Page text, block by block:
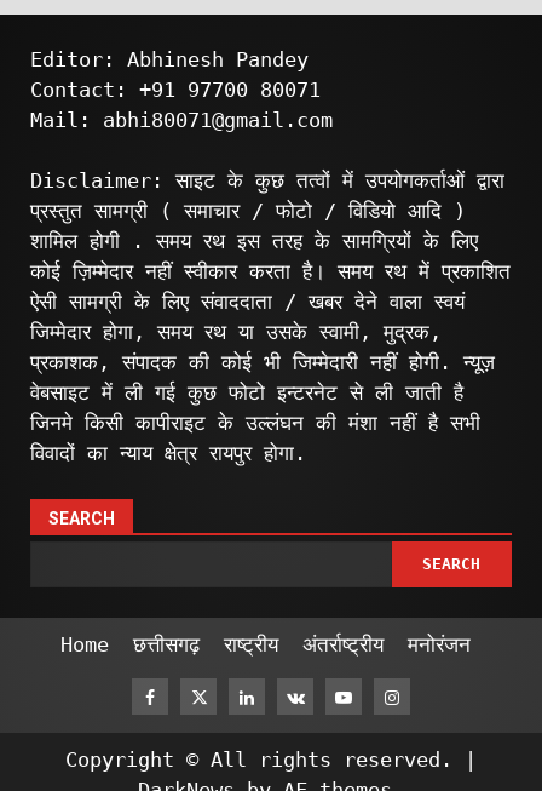
Editor: Abhinesh Pandey
Contact: +91 97700 80071
Mail: abhi80071@gmail.com
Disclaimer: साइट के कुछ तत्वों में उपयोगकर्ताओं द्वारा
प्रस्तुत सामग्री ( समाचार / फोटो / विडियो आदि )
शामिल होगी . समय रथ इस तरह के सामग्रियों के लिए
कोई ज़िम्मेदार नहीं स्वीकार करता है। समय रथ में प्रकाशित
ऐसी सामग्री के लिए संवाददाता / खबर देने वाला स्वयं
जिम्मेदार होगा, समय रथ या उसके स्वामी, मुद्रक,
प्रकाशक, संपादक की कोई भी जिम्मेदारी नहीं होगी. न्यूज़
वेबसाइट में ली गई कुछ फोटो इन्टरनेट से ली जाती है
जिनमे किसी कापीराइट के उल्लंघन की मंशा नहीं है सभी
विवादों का न्याय क्षेत्र रायपुर होगा.
SEARCH
SEARCH
Home छत्तीसगढ़ राष्ट्रीय अंतर्राष्ट्रीय मनोरंजन
FacebookTwitterLinkedin
VK YoutubeInstagram
Copyright © All rights reserved.
|